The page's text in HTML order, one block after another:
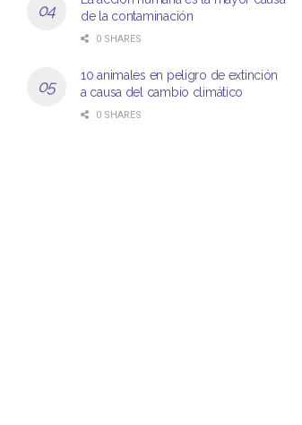
de la contaminación
0 SHARES
10 animales en peligro de extinción
a causa del cambio climático
0 SHARES